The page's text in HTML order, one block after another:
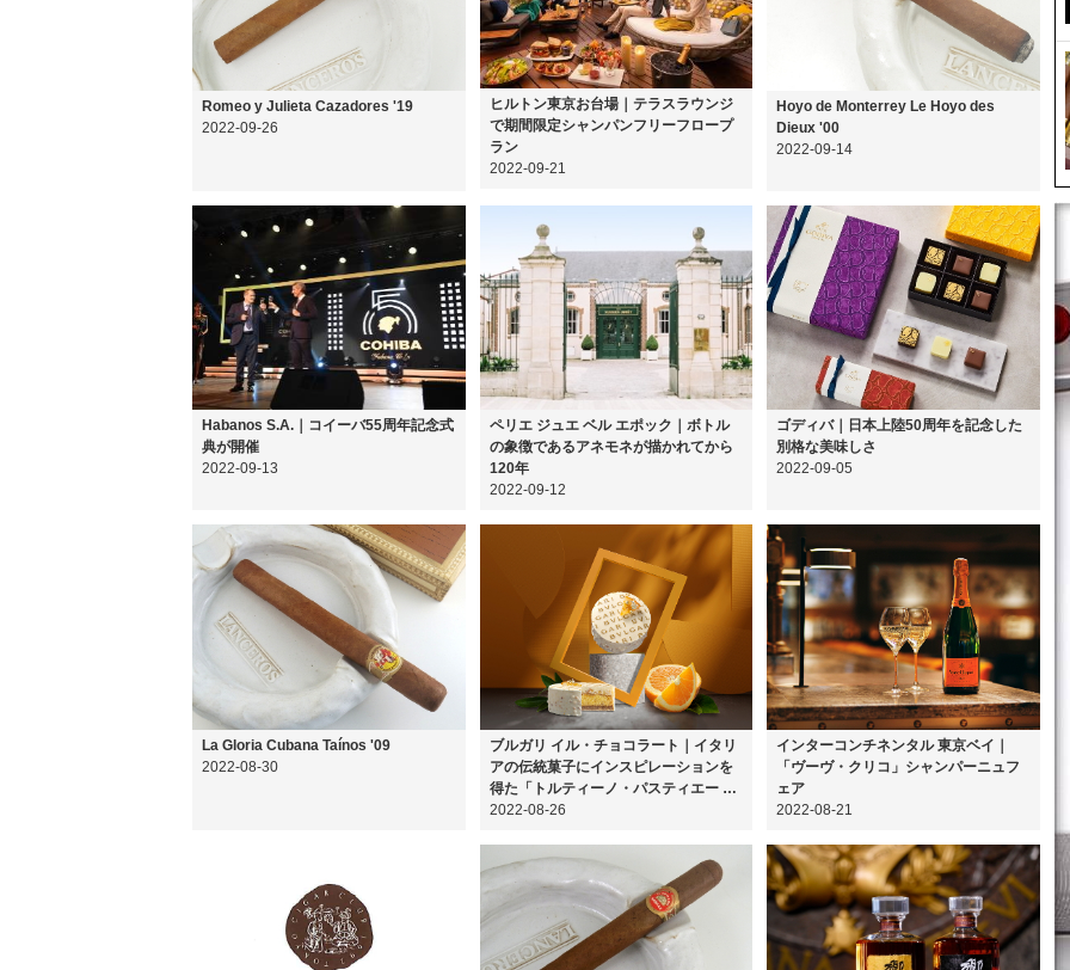
Romeo y Julieta Cazadores '19
2022-09-26
ヒルトン東京お台場｜テラスラウンジ
で期間限定シャンパンフリーフロープ
ラン
2022-09-21
Hoyo de Monterrey Le Hoyo des
Dieux '00
2022-09-14
Habanos S.A.｜コイーバ55周年記念式
典が開催
2022-09-13
ペリエ ジュエ ベル エポック｜ボトル
の象徴であるアネモネが描かれてから
120年
2022-09-12
ゴディバ｜日本上陸50周年を記念した
別格な美味しさ
2022-09-05
La Gloria Cubana Taínos '09
2022-08-30
ブルガリ イル・チョコラート｜イタリ
アの伝統菓子にインスピレーションを
得た「トルティーノ・パスティエー …
2022-08-26
インターコンチネンタル 東京ベイ｜
「ヴーヴ・クリコ」シャンパーニュフ
ェア
2022-08-21